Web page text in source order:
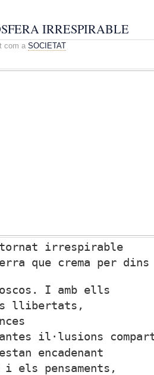
IRRESPIRABLE
com a SOCIETAT
tornat irrespirable
que crema per
I amb ells
llibertats,
il·lusions
encadenant
els pensaments,